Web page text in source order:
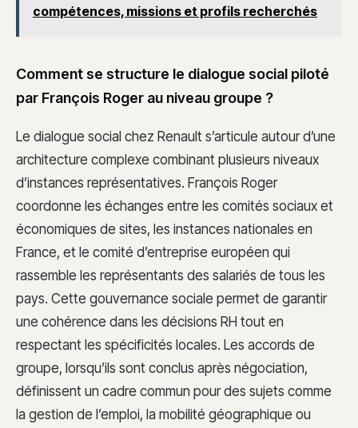
compétences, missions et profils recherchés
Comment se structure le dialogue social piloté
par François Roger au niveau groupe ?
Le dialogue social chez Renault s’articule autour d’une
architecture complexe combinant plusieurs niveaux
d’instances représentatives. François Roger
coordonne les échanges entre les comités sociaux et
économiques de sites, les instances nationales en
France, et le comité d’entreprise européen qui
rassemble les représentants des salariés de tous les
pays. Cette gouvernance sociale permet de garantir
une cohérence dans les décisions RH tout en
respectant les spécificités locales. Les accords de
groupe, lorsqu’ils sont conclus après négociation,
définissent un cadre commun pour des sujets comme
la gestion de l’emploi, la mobilité géographique ou